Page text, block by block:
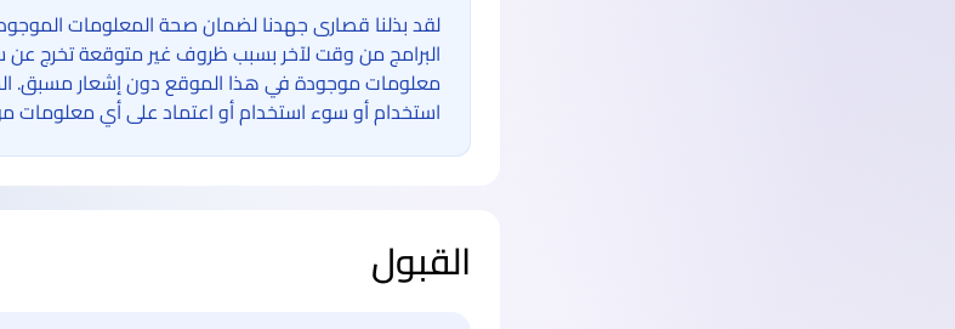
لقد بذلنا قصارى جهدنا لضمان صحة المعلومات
البرامج من وقت لآخر بسبب ظروف غير متوقعة تخرج عن
معلومات موجودة في هذا الموقع دون إشعار مسبق.
استخدام أو سوء استخدام أو اعتماد على أي معلومات
القبول